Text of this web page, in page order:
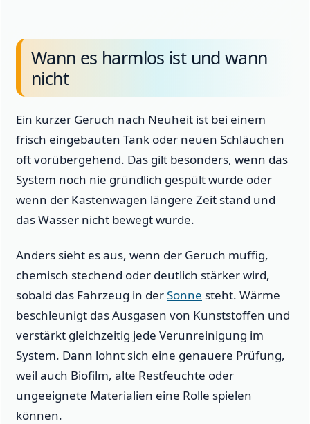
Wann es harmlos ist und wann
nicht
Ein kurzer Geruch nach Neuheit ist bei einem
frisch eingebauten Tank oder neuen Schläuchen
oft vorübergehend. Das gilt besonders, wenn das
System noch nie gründlich gespült wurde oder
wenn der Kastenwagen längere Zeit stand und
das Wasser nicht bewegt wurde.
Anders sieht es aus, wenn der Geruch muffig,
chemisch stechend oder deutlich stärker wird,
sobald das Fahrzeug in derSonne steht. Wärme
beschleunigt das Ausgasen von Kunststoffen und
verstärkt gleichzeitig jede Verunreinigung im
System. Dann lohnt sich eine genauere Prüfung,
weil auch Biofilm, alte Restfeuchte oder
ungeeignete Materialien eine Rolle spielen
können.